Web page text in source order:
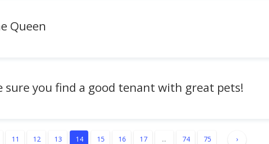
Queen
sure you find a good tenant with great pets!
11 12 13 14 15 16 17 ... 74 75 ›